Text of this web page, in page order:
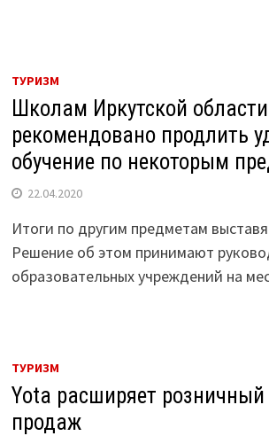
ТУРИЗМ
Школам Иркутской области
рекомендовано продлить
обучение по некоторым
22.04.2020
Итоги по другим предметам
Решение об этом принимают
образовательных учреждений на
ТУРИЗМ
Yota расширяет
продаж